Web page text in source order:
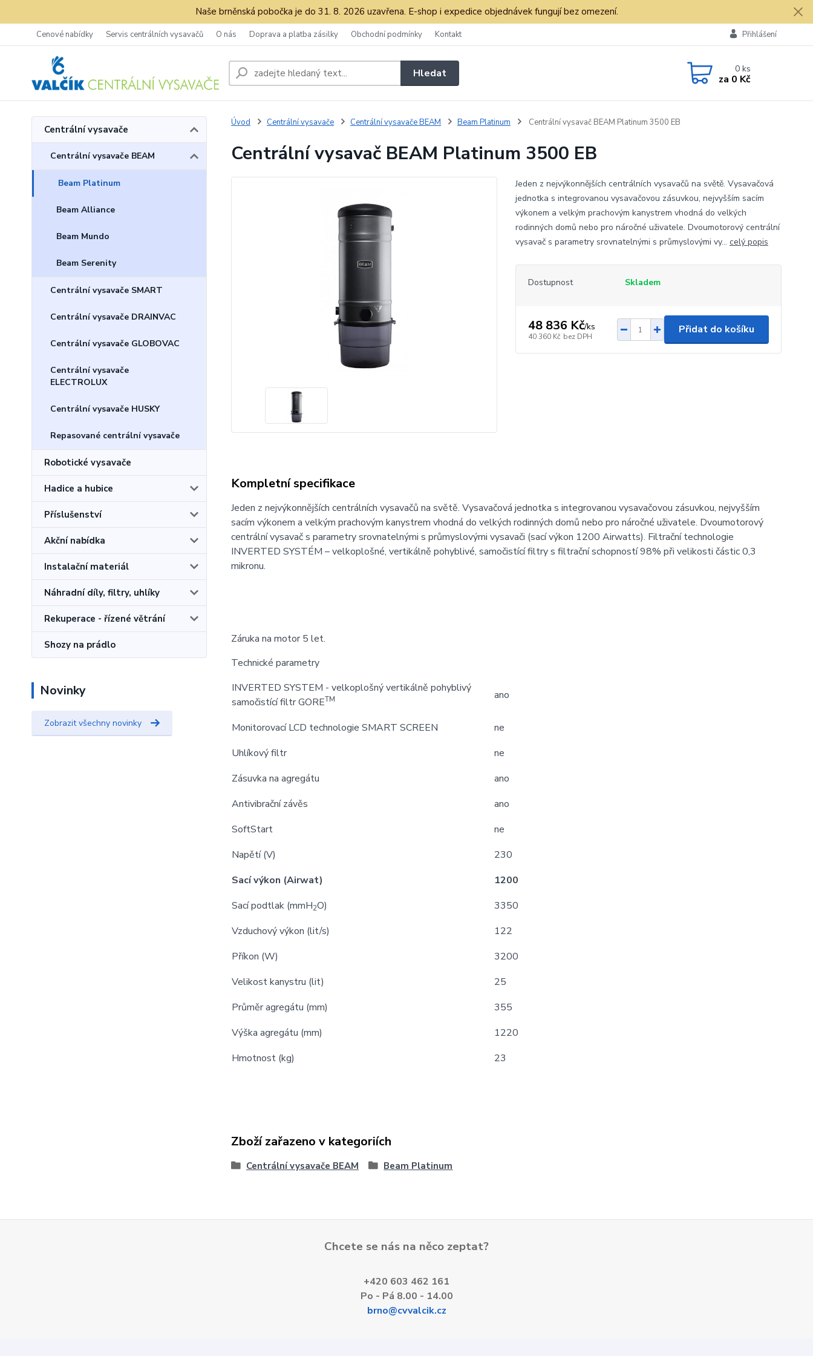
Naše brněnská pobočka je do 31. 8. 2026 uzavřena. E-shop i expedice objednávek fungují bez omezení.
Cenové nabídky Servis centrálních vysavačů O nás Doprava a platba zásilky Obchodní podmínky Kontakt Přihlášení
Hledat 0ks
za 0 Kč
Centrální vysavače
Centrální vysavače BEAM
Beam Platinum
Beam Alliance
Beam Mundo
Beam Serenity
Centrální vysavače SMART
Centrální vysavače DRAINVAC
Centrální vysavače GLOBOVAC
Centrální vysavače
ELECTROLUX
Centrální vysavače HUSKY
Repasované centrální vysavače
Robotické vysavače
Hadice a hubice
Příslušenství
Akční nabídka
Instalační materiál
Náhradní díly, filtry, uhlíky
Rekuperace - řízené větrání
Shozy na prádlo
Novinky
Zobrazit všechny novinky
Úvod Centrální vysavače Centrální vysavače BEAM Beam Platinum Centrální vysavač BEAM Platinum 3500 EB
Centrální vysavač BEAM Platinum 3500 EB
Jeden z nejvýkonnějších centrálních vysavačů na světě. Vysavačová
jednotka s integrovanou vysavačovou zásuvkou, nejvyšším sacím
výkonem a velkým prachovým kanystrem vhodná do velkých
rodinných domů nebo pro náročné uživatele. Dvoumotorový centrální
vysavač s parametry srovnatelnými s průmyslovými vy... celý popis
Dostupnost Skladem
48 836 Kč/ks
40 360 Kč bez DPH
Přidat do košíku
Kompletní specifikace
Jeden z nejvýkonnějších centrálních vysavačů na světě. Vysavačová jednotka s integrovanou vysavačovou zásuvkou, nejvyšším
sacím výkonem a velkým prachovým kanystrem vhodná do velkých rodinných domů nebo pro náročné uživatele. Dvoumotorový
centrální vysavač s parametry srovnatelnými s průmyslovými vysavači (sací výkon 1200 Airwatts). Filtrační technologie
INVERTED SYSTÉM – velkoplošné, vertikálně pohyblivé, samočistící filtry s filtrační schopností 98% při velikosti částic 0,3
mikronu.
Záruka na motor 5 let.
Technické parametry
INVERTED SYSTEM - velkoplošný vertikálně pohyblivý
samočistící filtr GORETM ano
Monitorovací LCD technologie SMART SCREEN
ne
Uhlíkový filtr
ne
Zásuvka na agregátu
ano
Antivibrační závěs
ano
SoftStart
ne
Napětí (V)
230
Sací výkon (Airwat)
1200
Sací podtlak (mmH2O)
3350
Vzduchový výkon (lit/s)
122
Příkon (W)
3200
Velikost kanystru (lit)
25
Průměr agregátu (mm)
355
Výška agregátu (mm)
1220
Hmotnost (kg)
23
Zboží zařazeno v kategoriích
Centrální vysavače BEAM Beam Platinum
Chcete se nás na něco zeptat?
+420 603 462 161
Po - Pá 8.00 - 14.00
brno@cvvalcik.cz